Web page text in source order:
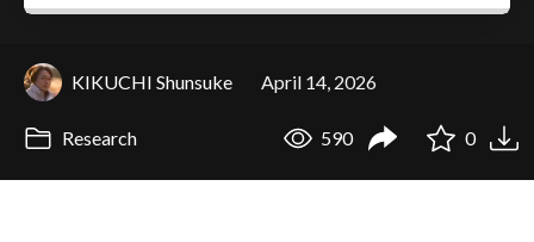
KIKUCHI Shunsuke April 14, 2026
Research 590 0